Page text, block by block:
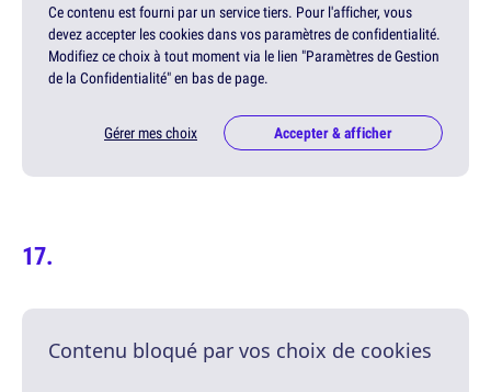
Ce contenu est fourni par un service tiers. Pour l'afficher, vous
devez accepter les cookies dans vos paramètres de confidentialité.
Modifiez ce choix à tout moment via le lien "Paramètres de Gestion
de la Confidentialité" en bas de page.
Gérer mes choix Accepter & afficher
Contenu bloqué par vos choix de cookies